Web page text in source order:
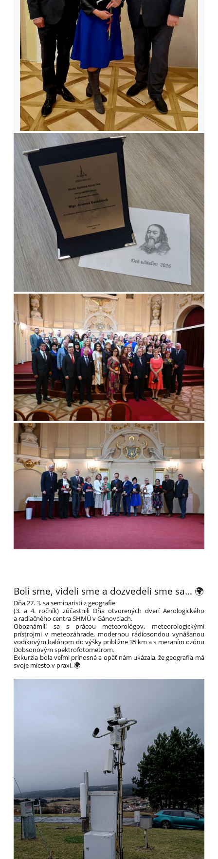
Boli sme, videli sme a dozvedeli sme sa… 🌍
Dňa 27. 3. sa seminaristi z geografie
(3. a 4. ročník) zúčastnili Dňa otvorených dverí Aerologického
a radiačného centra SHMÚ v Gánovciach.
Oboznámili sa s prácou meteorológov, meteorologickými
prístrojmi v meteozáhrade, modernou rádiosondou vynášanou
vodíkovým balónom do výšky približne 35 km a s meraním ozónu
Dobsonovým spektrofotometrom.
Exkurzia bola veľmi prínosná a opäť nám ukázala, že geografia má
svoje miesto v praxi. 🌍